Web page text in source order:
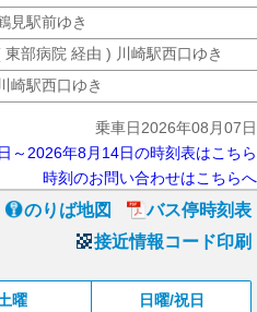
見駅前ゆき
東部病院 経由 ) 川崎駅西口ゆき
川崎駅西口ゆき
乗車日2026年08月07日
～2026年8月14日の時刻表はこちら
時刻のお問い合わせはこちらへ
のりば地図
バス停時刻表
接近情報コード印刷
曜 日曜/祝日